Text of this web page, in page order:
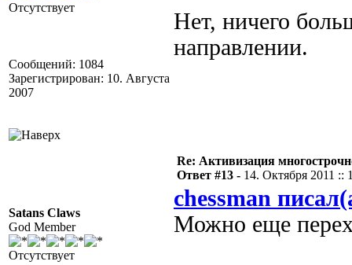
Отсутствует
Сообщений: 1084
Зарегистрирован: 10. Августа
2007
Нет, ничего
направлении.
Satans Claws
God Member
Отсутствует
Re: Активизация
Ответ #13 - 14. Октября 2011 ::
chessman
Можно еще